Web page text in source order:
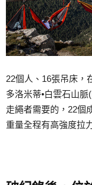
22個人、16張吊床，
多洛米蒂•白雲石山
走繩者需要的，22個
重量全程有高強度拉